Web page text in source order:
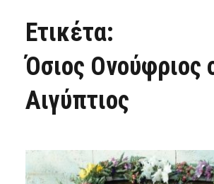
Ετικέτα:
Όσιος Ονούφριος
Αιγύπτιος